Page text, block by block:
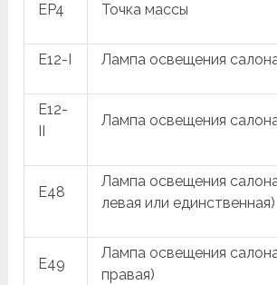
EP4 Точка массы
E12-I Лампа освещения
E12-
Лампа освещения
E48
Лампа освещения
левая или единственная)
E49
Лампа освещения
правая)